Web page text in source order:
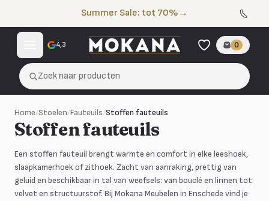
Summer Sale: tot 70% →
4,3 0
Zoek naar producten
Home/Stoelen/Fauteuils/Stoffen fauteuils
Stoffen fauteuils
Een stoffen fauteuil brengt warmte en comfort in elke leeshoek,
slaapkamerhoek of zithoek. Zacht van aanraking, prettig van
geluid en beschikbaar in tal van weefsels: van bouclé en linnen tot
velvet en structuurstof. Bij Mokana Meubelen in Enschede vind je